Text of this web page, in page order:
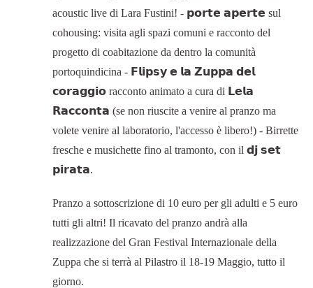
acoustic live di Lara Fustini! - 𝗽𝗼𝗿𝘁𝗲 𝗮𝗽𝗲𝗿𝘁𝗲 sul
cohousing: visita agli spazi comuni e racconto del
progetto di coabitazione da dentro la comunità
portoquindicina - 𝗙𝗹𝗶𝗽𝘀𝘆 𝗲 𝗹𝗮 𝗭𝘂𝗽𝗽𝗮 𝗱𝗲𝗹
𝗰𝗼𝗿𝗮𝗴𝗴𝗶𝗼 racconto animato a cura di 𝗟𝗲𝗹𝗮
𝗥𝗮𝗰𝗰𝗼𝗻𝘁𝗮 (se non riuscite a venire al pranzo ma
volete venire al laboratorio, l'accesso è libero!) - Birrette
fresche e musichette fino al tramonto, con il 𝗱𝗷 𝘀𝗲𝘁
𝗽𝗶𝗿𝗮𝘁𝗮.
Pranzo a sottoscrizione di 10 euro per gli adulti e 5 euro
tutti gli altri! Il ricavato del pranzo andrà alla
realizzazione del Gran Festival Internazionale della
Zuppa che si terrà al Pilastro il 18-19 Maggio, tutto il
giorno.